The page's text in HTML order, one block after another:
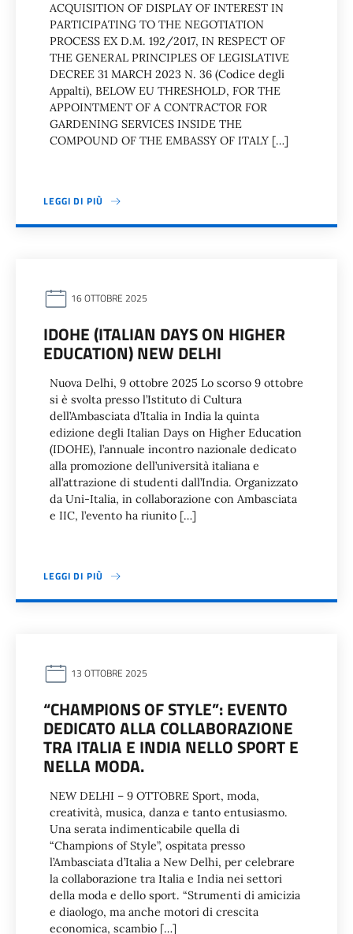
ACQUISITION OF DISPLAY OF INTEREST IN
PARTICIPATING TO THE NEGOTIATION
PROCESS EX D.M. 192/2017, IN RESPECT OF
THE GENERAL PRINCIPLES OF LEGISLATIVE
DECREE 31 MARCH 2023 N. 36 (Codice degli
Appalti), BELOW EU THRESHOLD, FOR THE
APPOINTMENT OF A CONTRACTOR FOR
GARDENING SERVICES INSIDE THE
COMPOUND OF THE EMBASSY OF ITALY […]
LEGGI DI PIÙ
16 OTTOBRE 2025
IDOHE (ITALIAN DAYS ON HIGHER
EDUCATION) NEW DELHI
Nuova Delhi, 9 ottobre 2025 Lo scorso 9 ottobre
si è svolta presso l’Istituto di Cultura
dell’Ambasciata d’Italia in India la quinta
edizione degli Italian Days on Higher Education
(IDOHE), l’annuale incontro nazionale dedicato
alla promozione dell’università italiana e
all’attrazione di studenti dall’India. Organizzato
da Uni-Italia, in collaborazione con Ambasciata
e IIC, l’evento ha riunito […]
LEGGI DI PIÙ
13 OTTOBRE 2025
“CHAMPIONS OF STYLE”: EVENTO
DEDICATO ALLA COLLABORAZIONE
TRA ITALIA E INDIA NELLO SPORT E
NELLA MODA.
NEW DELHI – 9 OTTOBRE Sport, moda,
creatività, musica, danza e tanto entusiasmo.
Una serata indimenticabile quella di
“Champions of Style”, ospitata presso
l’Ambasciata d’Italia a New Delhi, per celebrare
la collaborazione tra Italia e India nei settori
della moda e dello sport. “Strumenti di amicizia
e diaologo, ma anche motori di crescita
economica, scambio […]